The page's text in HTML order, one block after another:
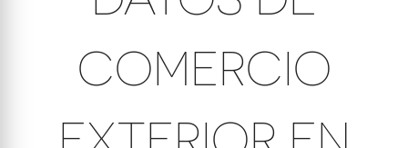
COMERCIO